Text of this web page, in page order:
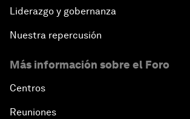
Liderazgo y gobernanza
Nuestra repercusión
Más información sobre el Foro
Centros
Reuniones